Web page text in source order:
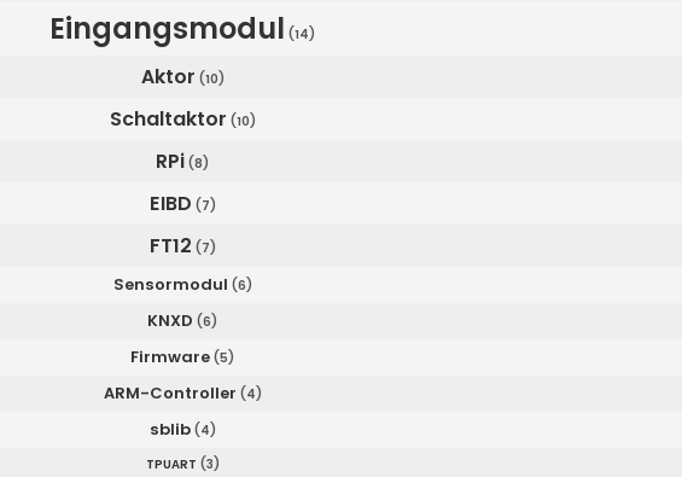
Eingangsmodul (14)
Aktor (10)
Schaltaktor (10)
RPi (8)
EIBD (7)
FT12 (7)
Sensormodul (6)
KNXD (6)
Firmware (5)
ARM-Controller (4)
sblib (4)
TPUART (3)